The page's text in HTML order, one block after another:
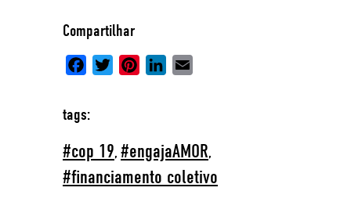
Compartilhar
FacebookTwitter PinterestLinkedIn
tags:
cop 19, engajaAMOR,
financiamento coletivo